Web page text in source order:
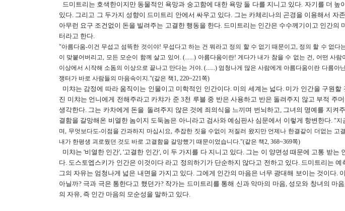
드미트리는 호색한이지만 동물적인 욕망과 숭고함에 대한 욕망 둘 다를 지니고 있다. 자기를 더
있다. 그리고 그 두가지 성향이 드미트리 안에서 싸우고 있다. 그는 카체리나의 곤경을 이용해서 자
아무런 요구 조건없이 돈을 빌려주는 고결한 행동을 한다. 드미트리는 인간은 수수께기이고 인간의
터라고 한다.
"아름다움-이건 무섭고 섬뜩한 것이야! 무섭다고 하는 건 뭐라고 정의 할 수 없기 때문이고, 정의 할 수 없
이 맞붙어버리고, 모든 모순이 함께 살고 있어. (......) 아름다움이란! 게다가 내가 참을 수 없는 건, 어떤 사
이상에서 시작해 소돔의 이상으로 끝나고 만다는 거야. (......) 엄청나게 많은 사람에게 아름다움이란 다름아
쟁터가 바로 사람들의 마음속이지."(같은 책1, 220~221쪽)
미챠는 감정에 따라 움직이는 인물이고 미학적인 인간이다. 미의 세계는 넓다. 미가 인간을 구원
진 미챠는 언니에게 전해주라고 카챠가 준 3천 루블 중 반은 사용하고 반은 돌려주지 않고 부적 주
생각한다. 그는 카차에게 돈을 돌려주지 않은 것에 죄의식을 느끼며 번뇌하고, 그녀의 명예를 지켜
결함을 갈망해온 비열한 놈이지 도둑놈은 아니라고 검사와 예심판사 심문에서 이렇게 항변한다. "지
며, 무엇보다도-이점을 간과하지 마십시요, 추잡한 짓을 수없이 저질러 왔지만 언제나 한결같이 더없는
내가 한평생 괴로웠던 것도 바로 고결함을 갈망했기 때문이었습니다."(같은 책2, 368~369쪽)
미챠는 '비열한 인간', '고결한 인간', 이 두 가지를 다 지니고 있다. 그는 이 양면성 때문에 고통 받는
다. 도스토엡스키가 인간은 이것이다 라고 정의하기가 단순하지 않다고 전하고 있다. 드미트리는
그의 자유는 엄청나게 넓은 내면을 가지고 있다. 그에게 인간의 마음은 너무 광대해 보이는 것이다.
아닐까? 극과 극은 통한다고 했던가? 작가는 드미트리를 통해 신과 악마의 마음, 성모와 창녀의 마
의 자유, 즉 인간 마음의 모순성을 말하고 있다.